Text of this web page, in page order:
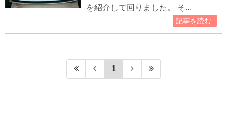
を紹介して回りました。 そ...
記事を読む
1